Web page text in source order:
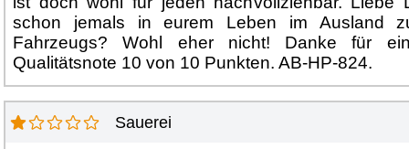
schon jemals in eurem Leben im Ausland
Fahrzeugs? Wohl eher nicht! Danke für
Qualitätsnote 10 von 10 Punkten. AB-HP-824.
Sauerei